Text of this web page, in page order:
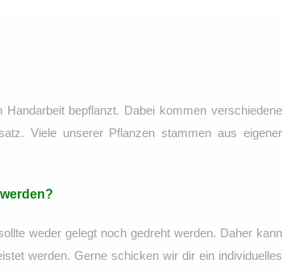
bepflanzt. Dabei kommen verschiedene
Viele unserer Pflanzen stammen aus eigener
weder gelegt noch gedreht werden. Daher kann
werden. Gerne schicken wir dir ein individuelles